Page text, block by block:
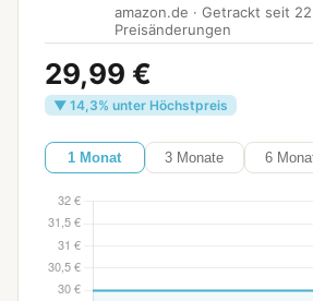
amazon.de · Getrackt seit
Preisänderungen
29,99 €
▼ 14,3% unter Höchstpreis
1 Monat 3 Monate 6